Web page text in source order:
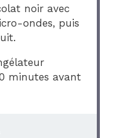
noir avec
ondes, puis
minutes avant